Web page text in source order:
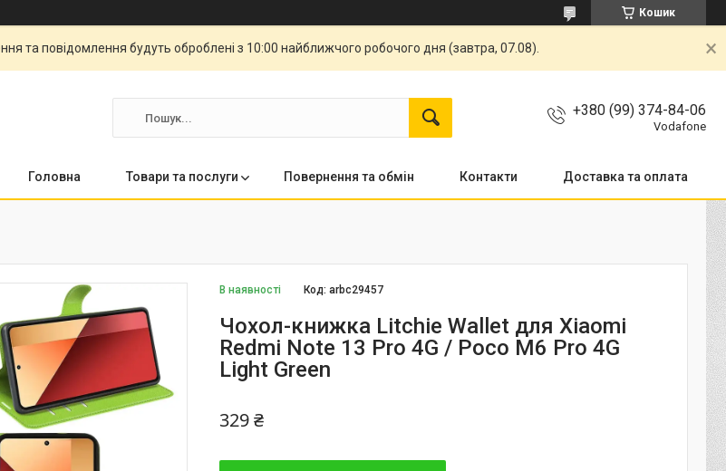
Кошик
та повідомлення будуть оброблені з 10:00 найближчого робочого дня (завтра, 07.08).
+380 (99) 374-84-06
Vodafone
Головна Товари та послуги Повернення та обмін Контакти Доставка та оплата
В наявності Код:arbc29457
Чохол-книжка Litchie Wallet для Xiaomi
Redmi Note 13 Pro 4G / Poco M6 Pro 4G
Light Green
329 ₴